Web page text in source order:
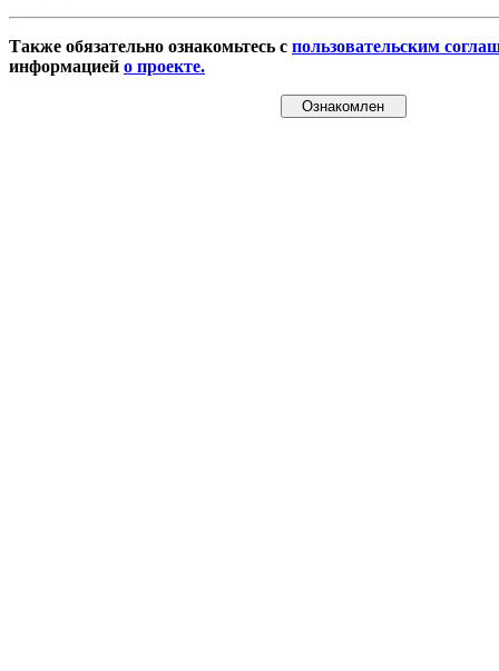
Также обязательно ознакомьтесь с пользовательским
информацией о проекте.
Ознакомлен